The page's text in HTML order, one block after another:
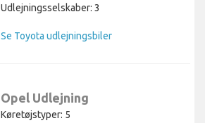
Udlejningsselskaber: 3
Se Toyota udlejningsbiler
Opel Udlejning
Køretøjstyper: 5